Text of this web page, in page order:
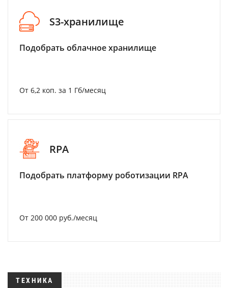
S3-хранилище
Подобрать облачное хранилище
От 6,2 коп. за 1 Гб/месяц
RPA
Подобрать платформу роботизации RPA
От 200 000 руб./месяц
ТЕХНИКА